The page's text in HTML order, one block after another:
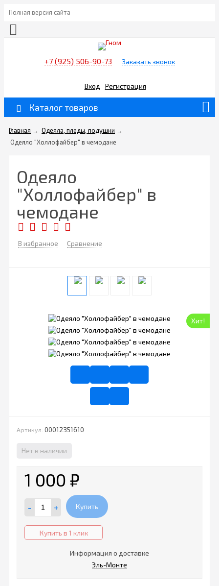
Полная версия сайта
+7 (925) 506-90-73 Заказать звонок
Вход Регистрация
Каталог товаров
Главная → Одеяла, пледы, подушки →
Одеяло "Холлофайбер" в чемодане
Одеяло
"Холлофайбер" в
чемодане
В избранное Сравнение
Хит!
Артикул: 00012351610
Нет в наличии
1 000 ₽
- + Купить
Купить в 1 клик
Информация о доставке
Эль-Монте